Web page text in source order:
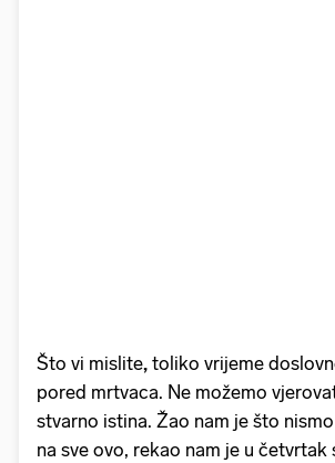
Što vi mislite, toliko vrijeme
pored mrtvaca. Ne možemo
stvarno istina. Žao nam je što
na sve ovo, rekao nam je u četvrtak